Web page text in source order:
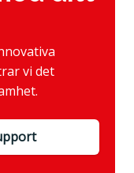
vi det